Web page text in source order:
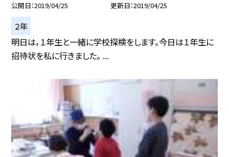
公開日 2019/04/25 更新日 2019/04/25
２年
明日は，１年生と一緒に学校探検をします。今日は１年生に
招待状を私に行きました。 ...